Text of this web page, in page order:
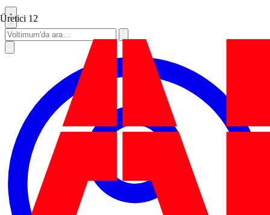
Üretici 12